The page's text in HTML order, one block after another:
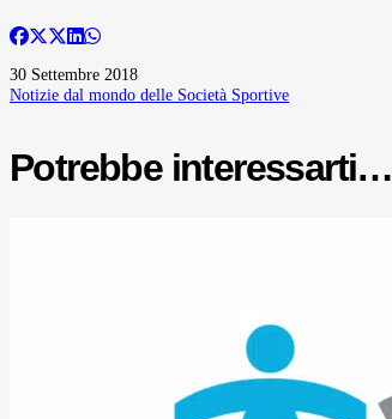
30 Settembre 2018
Notizie dal mondo delle Società Sportive
Potrebbe interessarti…